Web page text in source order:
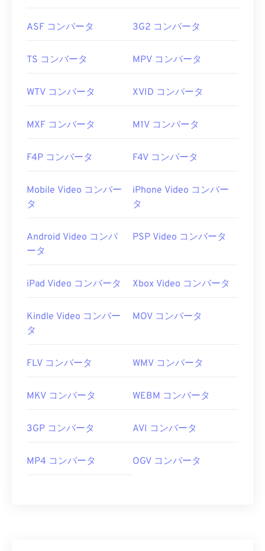
ASF コンバータ 3G2 コンバータ
TS コンバータ MPV コンバータ
WTV コンバータ XVID コンバータ
MXF コンバータ M1V コンバータ
F4P コンバータ F4V コンバータ
Mobile Video コンバー
タ
iPhone Video コンバー
タ
Android Video コンバ
ータ
PSP Video コンバータ
iPad Video コンバータ Xbox Video コンバータ
Kindle Video コンバー
タ
MOV コンバータ
FLV コンバータ WMV コンバータ
MKV コンバータ WEBM コンバータ
3GP コンバータ AVI コンバータ
MP4 コンバータ OGV コンバータ